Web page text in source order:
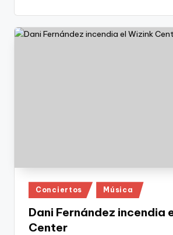
Publicado
en
Conciertos Música
Dani Fernández incendia
Center